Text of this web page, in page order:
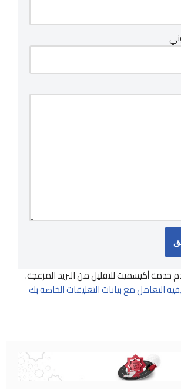
خدمة أكيسميت للتقليل من البريد المزعجة.
التعامل مع بيانات التعليقات الخاصة بك